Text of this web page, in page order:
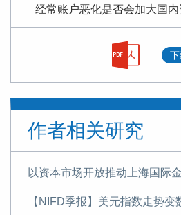
经常账户恶化是否会加大国
作者相关研究
以资本市场开放推动上海国际